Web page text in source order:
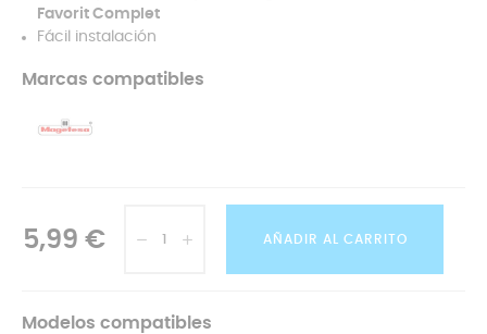
Favorit Complet
Fácil instalación
Marcas compatibles
5,99 € AÑADIR AL CARRITO
Modelos compatibles